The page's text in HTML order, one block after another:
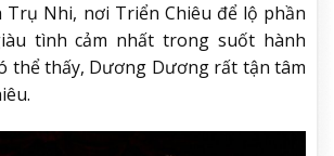
Trụ Nhi, nơi Triển Chiêu để lộ phần
tình cảm nhất trong suốt hành
thể thấy, Dương Dương rất tận tâm